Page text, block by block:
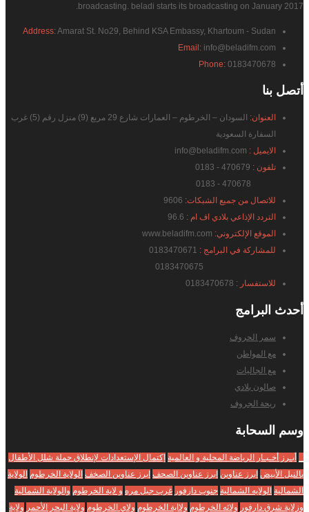
broadcasting. beladi starts its broadcasting on January 2017.
Address:Amarat St. No29, Behind KSA Embassy, Khartoum - Sudan
Email: info@beladifm.com
Phone: 0183470678
أتصل بنا
العنوان:
السودان – الخرطوم – العمارات شارع 29 مربع (9) منزل رقم (5) غرب
السفارة السعودية
الايميل :
تلفون :
للاتصال من جميع الشبكات:
التردد الإذاعي بلادي اف ام :
الموقع الإلكتروني:
للمشاركة في البرامج :
للاستفسار :
أحدث البرامج
سمر الحروف
مع المواطن
مع الجاليات
صالون بلادي
ريحة الجروف
وسم السحابة
أبـرز أخـبـار الرياضة المحلية و العالمية إكتمال الإستعدادات لإنطلاق حملة شلل الأطفال
بالنيل الأبيض ابرز عناوين ابرز عناوين الصحف ابرز عناوين الصخف الولاية الخرطوم الولاية
الشمالية الولايه الشمالية جنوب دارفور غرب جبل مره و لاية الخرطوم والولاية الشمالية
وزلاية شرق دارفور ولائه الخرطوم ولااية الخرطوم ولاي الخرطوم ولاية البحر الأحمر ولاية